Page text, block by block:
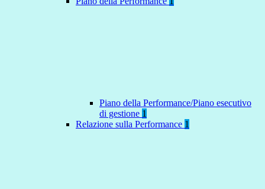
Piano della Performance/Piano esecutivo
di gestione 1
Relazione sulla Performance 1